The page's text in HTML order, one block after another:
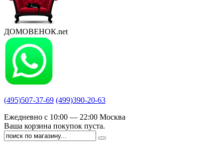
ДОМОВЕНОК.net
(495)507-37-69 (499)390-20-63
Ежедневно с 10:00 — 22:00 Москва
Ваша корзина покупок пуста.